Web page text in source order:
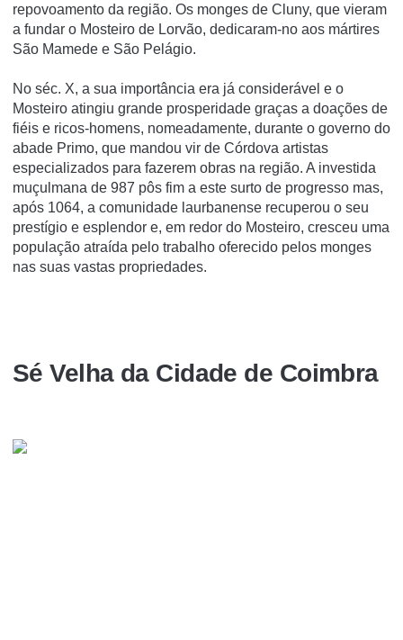
repovoamento da região. Os monges de Cluny, que vieram
a fundar o Mosteiro de Lorvão, dedicaram-no aos mártires
São Mamede e São Pelágio.
No séc. X, a sua importância era já considerável e o
Mosteiro atingiu grande prosperidade graças a doações de
fiéis e ricos-homens, nomeadamente, durante o governo do
abade Primo, que mandou vir de Córdova artistas
especializados para fazerem obras na região. A investida
muçulmana de 987 pôs fim a este surto de progresso mas,
após 1064, a comunidade laurbanense recuperou o seu
prestígio e esplendor e, em redor do Mosteiro, cresceu uma
população atraída pelo trabalho oferecido pelos monges
nas suas vastas propriedades.
Sé Velha da Cidade de Coimbra